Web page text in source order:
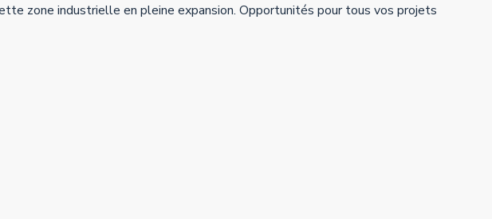
zone industrielle en pleine expansion. Opportunités pour tous vos projets